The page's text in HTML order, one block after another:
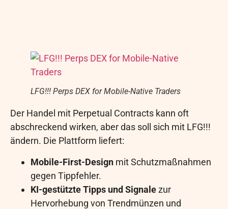
LFG!!! Perps DEX for Mobile-Native Traders
Der Handel mit Perpetual Contracts kann oft
abschreckend wirken, aber das soll sich mit LFG!!!
ändern. Die Plattform liefert:
Mobile-First-Design mit Schutzmaßnahmen
gegen Tippfehler.
KI-gestützte Tipps und Signalezur
Hervorhebung von Trendmünzen und